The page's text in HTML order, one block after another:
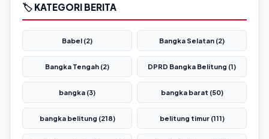
🏷️ KATEGORI BERITA
Babel (2) Bangka Selatan (2)
Bangka Tengah (2) DPRD Bangka Belitung (1)
bangka (3) bangka barat (50)
bangka belitung (218) belitung timur (111)